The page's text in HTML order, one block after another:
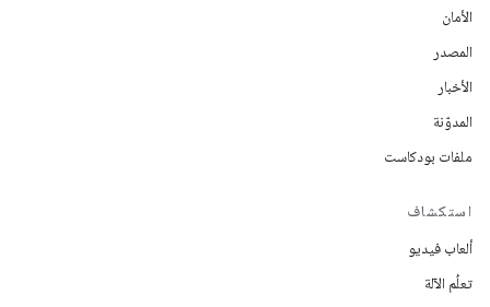
الأمان
المصدر
الأخبار
المدوّنة
ملفات بودكاست
استكشاف
ألعاب فيديو
تعلُم الآلة